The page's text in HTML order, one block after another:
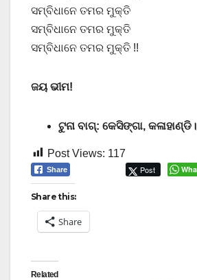
ସମ୍ବିଧାନେ ତମର ମୁକ୍ତି
ସମ୍ବିଧାନେ ତମର ମୁକ୍ତି
ସମ୍ବିଧାନେ ତମର ମୁକ୍ତି !!
ଜୟ ଭୀମ!
ଟୁନା ବାଗ୍: କେସିଙ୍ଗା, କଳାହାଣ୍ଡି।
Post Views: 117
Share Post
Share this:
Share
Related